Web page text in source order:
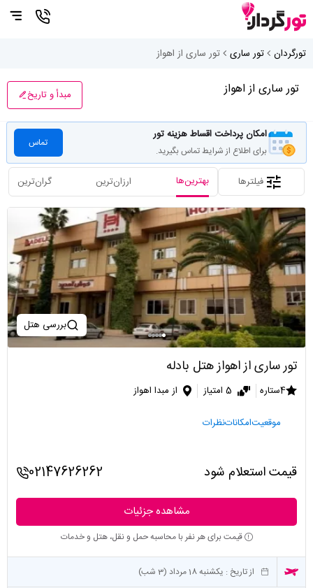
تورگردان تور ساری تور ساری از اهواز
تور ساری از اهواز مبدأ و تاریخ
امکان پرداخت اقساط هزینه تور
برای اطلاع از شرایط تماس بگیرید.
تماس
فیلترها بهترین‌ها ارزان‌ترین گران‌ترین
بررسی هتل
تور ساری از اهواز هتل بادله
4ستاره 5 امتیاز از مبدا اهواز
موقعیتامکاناتنظرات
قیمت استعلام شود 02147626262
مشاهده جزئیات
قیمت برای هر نفر با محاسبه حمل و نقل، هتل و خدمات
از تاریخ : یکشنبه 18 مرداد (3 شب)